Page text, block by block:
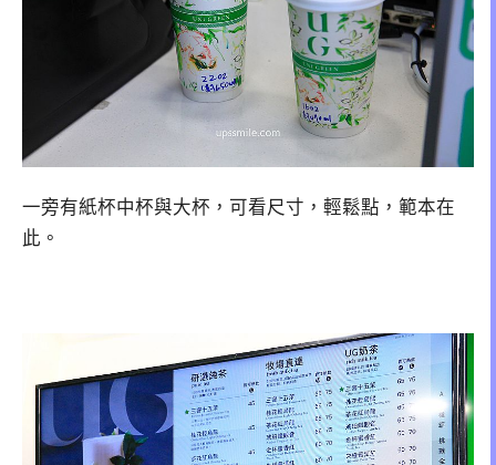
一旁有紙杯中杯與大杯，可看尺寸，輕鬆點，範本在
此。